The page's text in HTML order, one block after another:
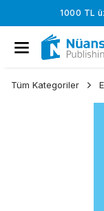
1000 TL
Tüm Kategoriler